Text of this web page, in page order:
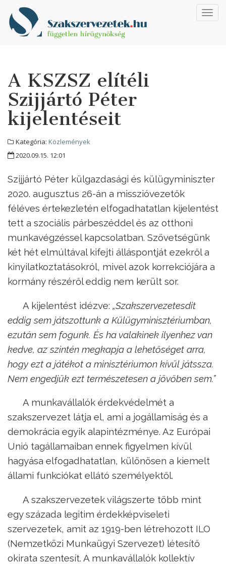
A KSZSZ elítéli
Szijjártó Péter
kijelentéseit
Kategória: Közlemények
2020.09.15. 12:01
Szijjártó Péter külgazdasági és külügyminiszter
2020. augusztus 26-án a misszióvezetők
féléves értekezletén elfogadhatatlan kijelentést
tett a szociális párbeszéddel és az otthoni
munkavégzéssel kapcsolatban. Szövetségünk
két hét elmúltával kifejti álláspontját ezekről a
kinyilatkoztatásokról, mivel azok korrekciójára a
kormány részéről eddig nem került sor.
A kijelentést idézve: „Szakszervezetesdit
eddig sem játszottunk a Külügyminisztériumban,
ezután sem fogunk. És ha valakinek ilyenhez van
kedve, az szintén megkapja a lehetőséget arra,
hogy ezt a játékot a minisztériumon kívül játssza.
Nem engedjük ezt természetesen a jövőben sem.”
A munkavállalók érdekvédelmét a
szakszervezet látja el, ami a jogállamiság és a
demokrácia egyik alapintézménye. Az Európai
Unió tagállamaiban ennek figyelmen kívül
hagyása elfogadhatatlan, különösen a kiemelt
állami funkciókat ellátó személyektől.
A szakszervezetek világszerte több mint
egy százada legitim érdekképviseleti
szervezetek, amit az 1919-ben létrehozott ILO
(Nemzetközi Munkaügyi Szervezet) létesítő
okirata szentesít. A munkavállalók kollektív